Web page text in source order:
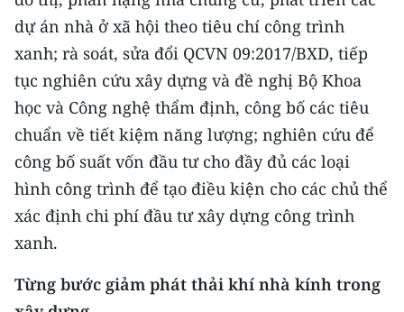
FRANÇAIS
РУССКИЙ
ESPAÑOL
한국어
dự án nhà ở xã hội theo tiêu chí công trình
xanh; rà soát, sửa đổi QCVN 09:2017/BXD, tiếp
tục nghiên cứu xây dựng và đề nghị Bộ Khoa
học và Công nghệ thẩm định, công bố các tiêu
chuẩn về tiết kiệm năng lượng; nghiên cứu để
công bố suất vốn đầu tư cho đầy đủ các loại
hình công trình để tạo điều kiện cho các chủ thể
xác định chi phí đầu tư xây dựng công trình
xanh.
Từng bước giảm phát thải khí nhà kính trong